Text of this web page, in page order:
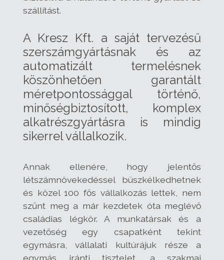
szállítást.
A Kresz Kft. a saját tervezésű
szerszámgyártásnak és az
automatizált termelésnek
köszönhetően garantált
méretpontossággal történő,
minőségbiztosított, komplex
alkatrészgyártásra is mindig
sikerrel vállalkozik.
Annak ellenére, hogy jelentős
létszámnövekedéssel büszkélkedhetnek
és közel 100 fős vállalkozás lettek, nem
szűnt meg a már kezdetek óta meglévő
családias légkör. A munkatársak és a
vezetőség egy csapatként tekint
egymásra, vállalati kultúrájuk része a
egymás iránti tisztelet, a szakmai